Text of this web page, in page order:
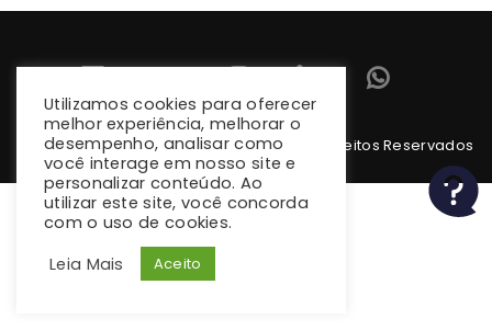
Copyright 2026 climba.com.br. Todos os Direitos Reservados
Utilizamos cookies para oferecer
melhor experiência, melhorar o
desempenho, analisar como
você interage em nosso site e
personalizar conteúdo. Ao
utilizar este site, você concorda
com o uso de cookies.
Leia Mais
Aceito